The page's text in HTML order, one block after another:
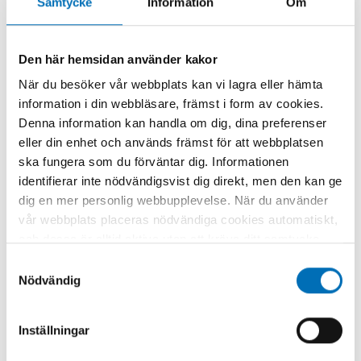
Den här hemsidan använder kakor
När du besöker vår webbplats kan vi lagra eller hämta
information i din webbläsare, främst i form av cookies.
Denna information kan handla om dig, dina preferenser
eller din enhet och används främst för att webbplatsen
ska fungera som du förväntar dig. Informationen
identifierar inte nödvändigsvist dig direkt, men den kan ge
dig en mer personlig webbupplevelse. När du använder
vår webbplats placeras nödvändiga cookies automatiskt,
använda webbplatsen och dess funktioner. Vi respekterar
din integritet, och du kan välja vilka ytterligare cookies
oklassificerade) du vill acceptera. Klicka på de olika
Nödvändig
Inställningar
alkoholmonopol,
alkoholpolitik
KATEGORIER